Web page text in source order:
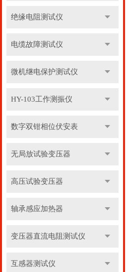
绝缘电阻测试仪
电缆故障测试仪
微机继电保护测试仪
HY-103工作测振仪
数字双钳相位伏安表
无局放试验变压器
高压试验变压器
轴承感应加热器
变压器直流电阻测试仪
互感器测试仪